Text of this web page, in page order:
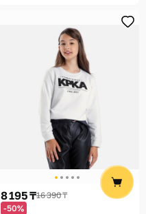
8 195 ₸16 390 ₸
-50%